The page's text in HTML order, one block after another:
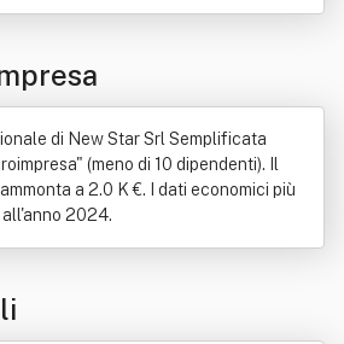
di New Star Srl Semplificata
(meno di 10 dipendenti). Il
a 2.0 K €. I dati economici più
2024.